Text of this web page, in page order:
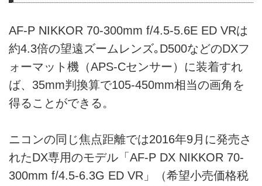
AF-P NIKKOR 70-300mm f/4.5-5.6E ED VRは
約4.3倍の望遠ズームレンズ｡D500などのDXフ
ォーマット機（APS-Cセンサー）に装着すれ
ば、35mm判換算で105-450mm相当の画角を
得ることができる。
ニコンの同じ焦点距離では2016年9月に発売さ
れたDX専用のモデル「AF-P DX NIKKOR 70-
300mm f/4.5-6.3G ED VR」（希望小売価格税